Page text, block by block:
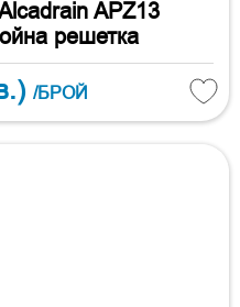
APZ13
решетка
/БРОЙ